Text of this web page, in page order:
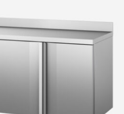
Pescheria
Pasta fresca
Casearia